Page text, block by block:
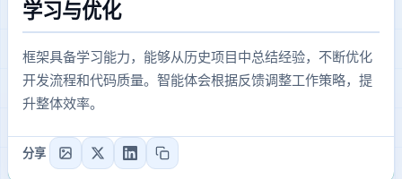
学习与优化
框架具备学习能力，能够从历史项目中总结经验，不断优化
开发流程和代码质量。智能体会根据反馈调整工作策略，提
升整体效率。
分享